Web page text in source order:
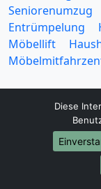
Seniorenumzug
Entrümpelung
Möbellift
Europa-
Umzug von
Diese